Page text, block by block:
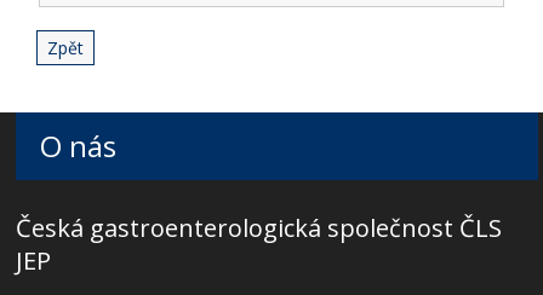
Zpět
O nás
Česká gastroenterologická společnost ČLS
JEP